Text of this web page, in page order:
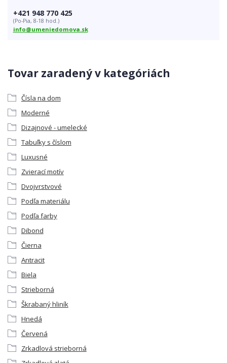
Tovar zaradený v kategóriách
Čísla na dom
Moderné
Dizajnové - umelecké
Tabuľky s číslom
Luxusné
Zvierací motív
Dvojvrstvové
Podľa materiálu
Podľa farby
Dibond
Čierna
Antracit
Biela
Strieborná
Škrabaný hliník
Hnedá
Červená
Zrkadlová strieborná
+421 948 770 425
(Po-Pia, 8-18 hod.)
info@umeniedomova.sk